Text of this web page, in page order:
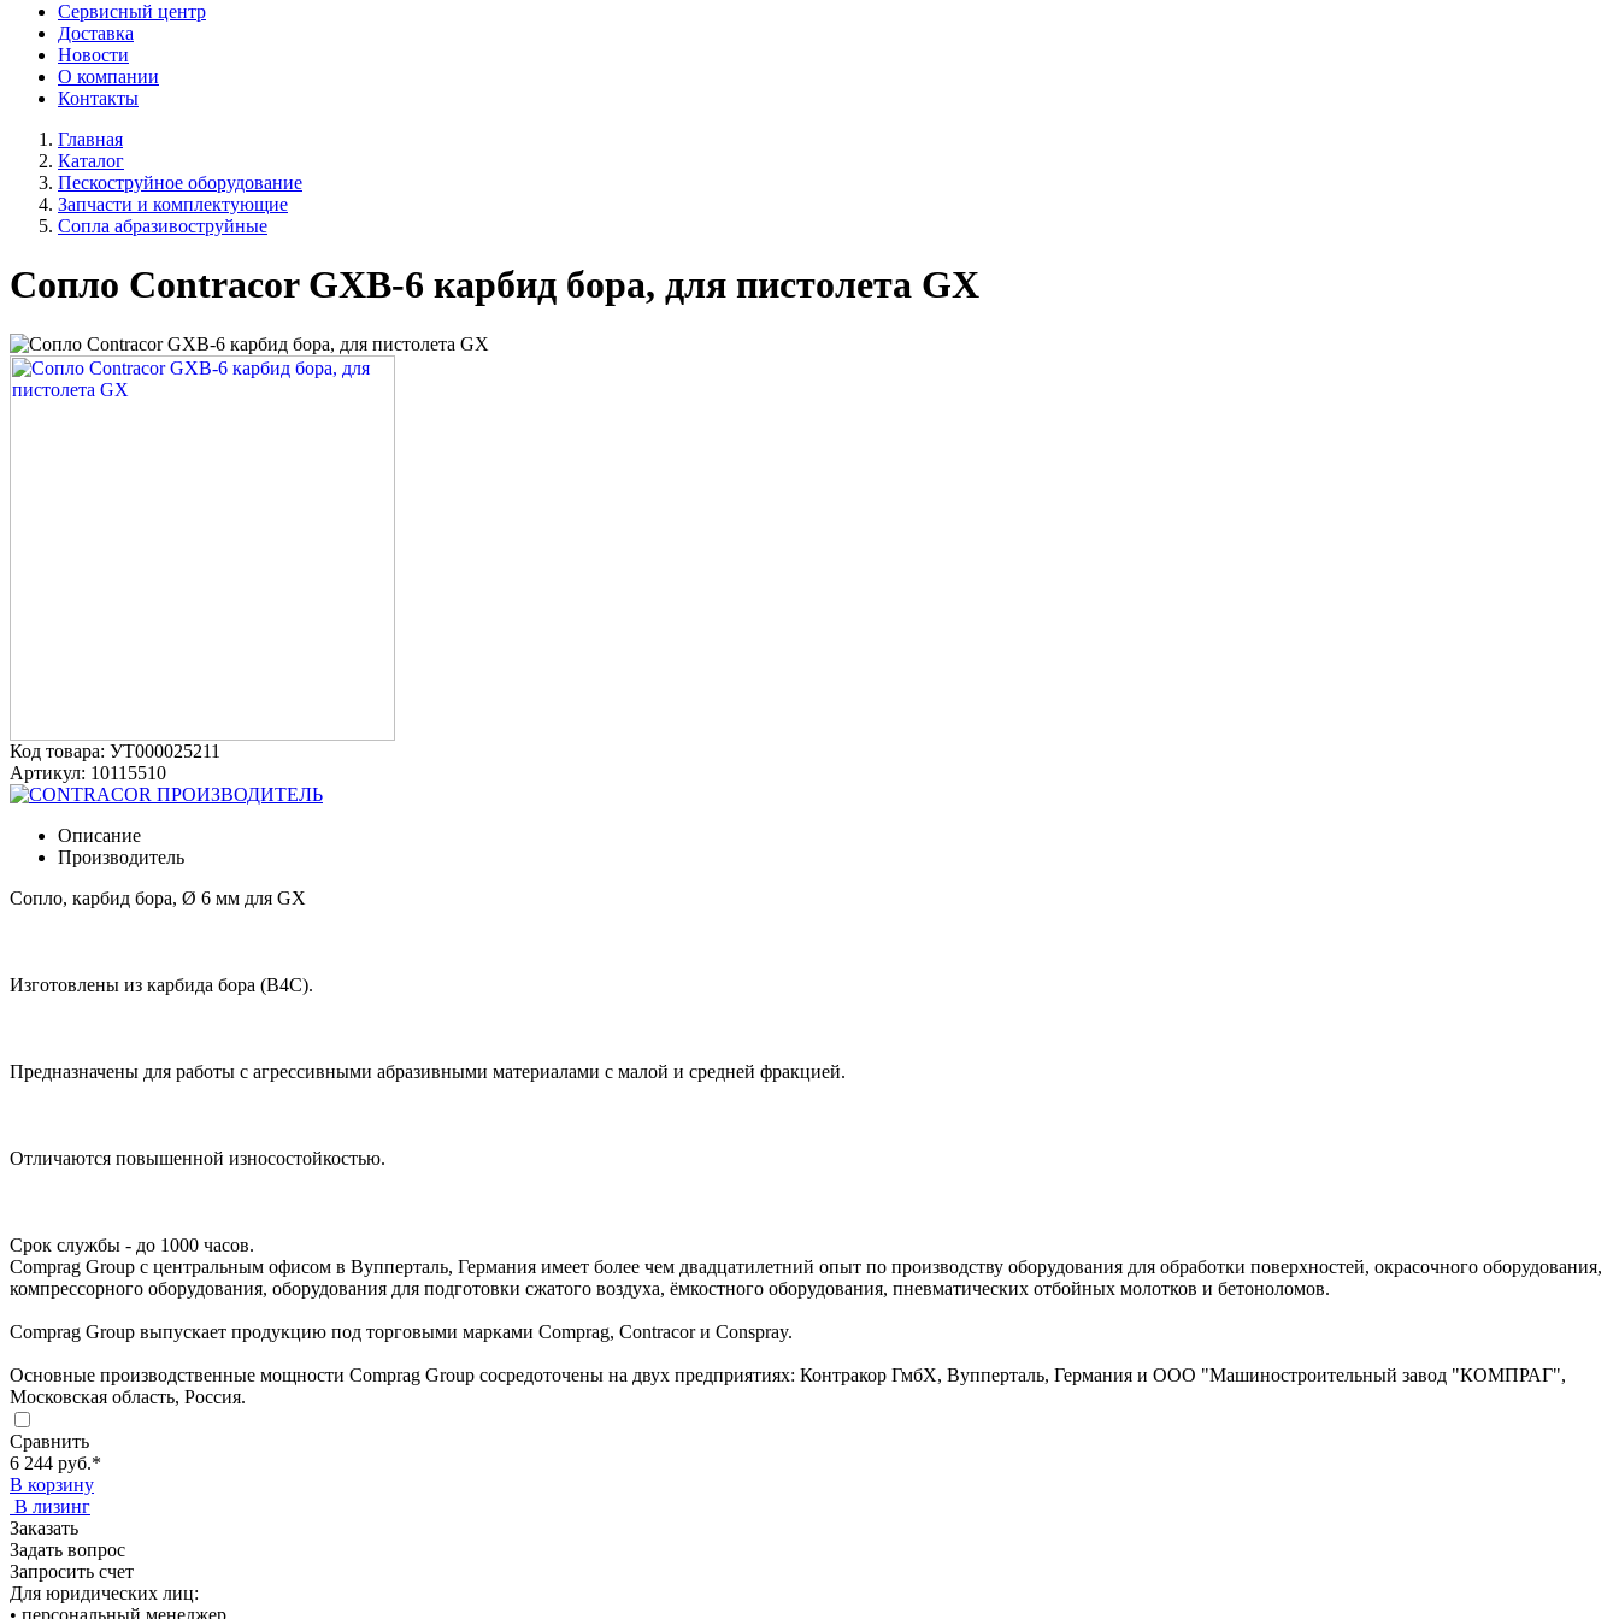
Сервисный центр
Доставка
Новости
О компании
Контакты
Главная
Каталог
Пескоструйное оборудование
Запчасти и комплектующие
Сопла абразивоструйные
Сопло Contracor GXB-6 карбид бора, для пистолета GX
Код товара: УТ000025211
Артикул: 10115510
ПРОИЗВОДИТЕЛЬ
Описание
Производитель
Сопло, карбид бора, Ø 6 мм для GX
Изготовлены из карбида бора (В4С).
Предназначены для работы с агрессивными абразивными материалами с малой и средней фракцией.
Отличаются повышенной износостойкостью.
Срок службы - до 1000 часов.
Comprag Group с центральным офисом в Вупперталь, Германия имеет более чем двадцатилетний опыт по производству оборудования для обработки поверхностей, окрасочного оборудования,
компрессорного оборудования, оборудования для подготовки сжатого воздуха, ёмкостного оборудования, пневматических отбойных молотков и бетоноломов.
Comprag Group выпускает продукцию под торговыми марками Comprag, Contracor и Conspray.
Основные производственные мощности Comprag Group сосредоточены на двух предприятиях: Контракор ГмбХ, Вупперталь, Германия и ООО "Машиностроительный завод "КОМПРАГ",
Московская область, Россия.
Сравнить
6 244 руб.*
В корзину
В лизинг
Заказать
Задать вопрос
Запросить счет
Для юридических лиц:
• персональный менеджер